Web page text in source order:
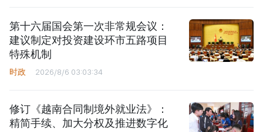
第十六届国会第一次非常规会议：
建议制定对投资建设环市五路项目
特殊机制
时政 2026/8/6 03:03:34
修订《越南合同制境外就业法》：
精简手续、加大分权及推进数字化